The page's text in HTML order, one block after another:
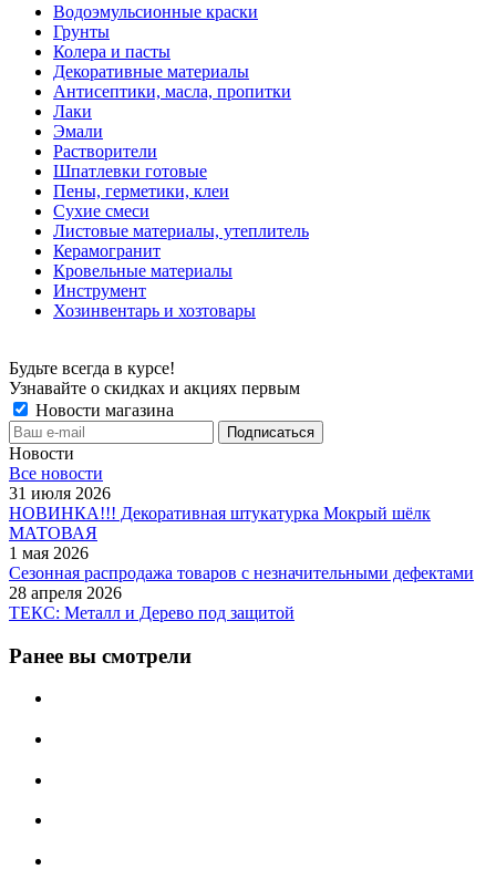
Водоэмульсионные краски
Грунты
Колера и пасты
Декоративные материалы
Антисептики, масла, пропитки
Лаки
Эмали
Растворители
Шпатлевки готовые
Пены, герметики, клеи
Сухие смеси
Листовые материалы, утеплитель
Керамогранит
Кровельные материалы
Инструмент
Хозинвентарь и хозтовары
Будьте всегда в курсе!
Узнавайте о скидках и акциях первым
Новости магазина
Новости
Все новости
31 июля 2026
НОВИНКА!!! Декоративная штукатурка Мокрый шёлк
МАТОВАЯ
1 мая 2026
Сезонная распродажа товаров с незначительными дефектами
28 апреля 2026
ТЕКС: Металл и Дерево под защитой
Ранее вы смотрели